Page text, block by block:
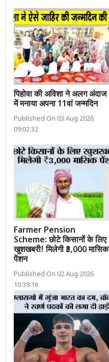
पिहोवा की अविशा ने अलग अंदाज
में मनाया अपना 11वां जन्मदिन
Published On 03 Aug 2026
09:02:32
Farmer Pension
Scheme: छोटे किसानों के लिए
खुशखबरी! मिलेगी ₹3,000 मासिक
पेंशन
Published On 02 Aug 2026
10:39:16